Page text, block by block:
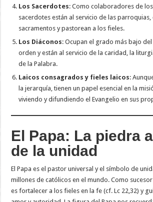
Los Sacerdotes: Como colaboradores de
sacerdotes están al servicio de las
sacramentos y pastorean a los fieles.
Los Diáconos: Ocupan el grado más bajo
orden y están al servicio de la caridad, la
de la Palabra.
Laicos consagrados y fieles laicos:
la jerarquía, tienen un papel esencial en la
viviendo y difundiendo el Evangelio en sus
El Papa: La piedra
de la unidad
El Papa es el pastor universal y el símbolo de
millones de católicos en el mundo. Como
es fortalecer a los fieles en la fe (cf. Lc 22,32) y